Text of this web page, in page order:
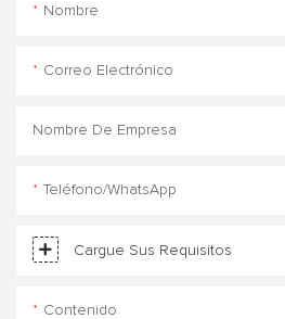
Nombre
Correo Electrónico
Nombre De Empresa
Teléfono/WhatsApp
Cargue Sus Requisitos
Contenido